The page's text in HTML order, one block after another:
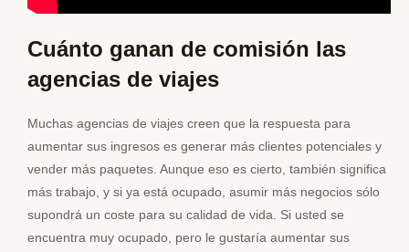
Cuánto ganan de comisión las
agencias de viajes
Muchas agencias de viajes creen que la respuesta para
aumentar sus ingresos es generar más clientes potenciales y
vender más paquetes. Aunque eso es cierto, también significa
más trabajo, y si ya está ocupado, asumir más negocios sólo
supondrá un coste para su calidad de vida. Si usted se
encuentra muy ocupado, pero le gustaría aumentar sus